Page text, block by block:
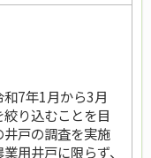
7年1月から3月
り込むことを目
戸の調査を実施
用井戸に限らず、